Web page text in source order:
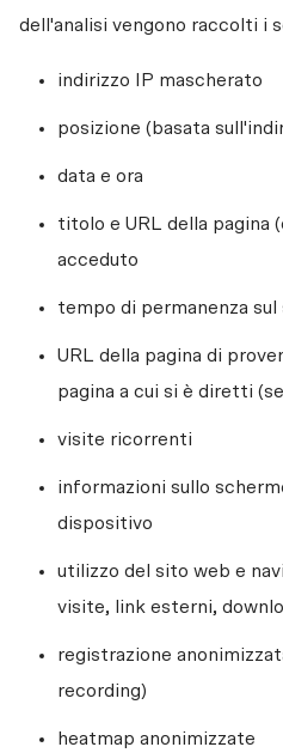
dell'analisi vengono raccolti i
indirizzo IP mascherato
posizione (basata
data e ora
titolo e URL della pagina
acceduto
tempo di permanenza
URL della pagina di
pagina a cui si è diretti
visite ricorrenti
informazioni sullo
dispositivo
utilizzo del sito web e
visite, link esterni,
registrazione
recording)
heatmap anonimizzate